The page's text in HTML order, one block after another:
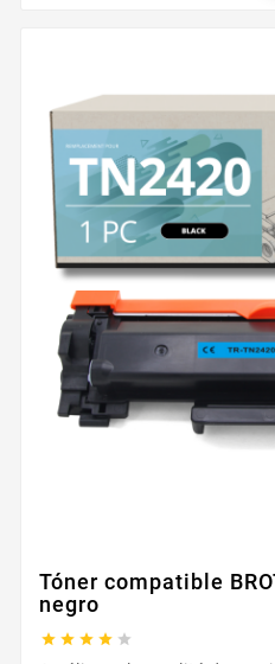
Tóner compatible
negro
    